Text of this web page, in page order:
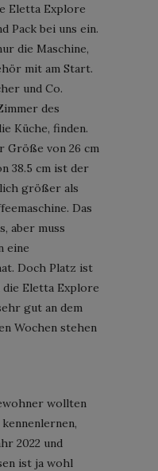
Eletta Explore
Pack bei uns ein.
die Maschine,
mit am Start.
und Co.
des
Küche, finden.
Größe von 26 cm
38.5 cm ist der
größer als
Das
aber muss
eine
Doch Platz ist
Eletta Explore
gut an dem
Wochen stehen
wollten
2022 und
ist ja wohl